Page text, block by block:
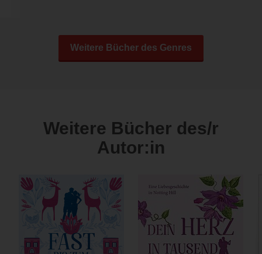
Weitere Bücher des Genres
Weitere Bücher des/r
Autor:in